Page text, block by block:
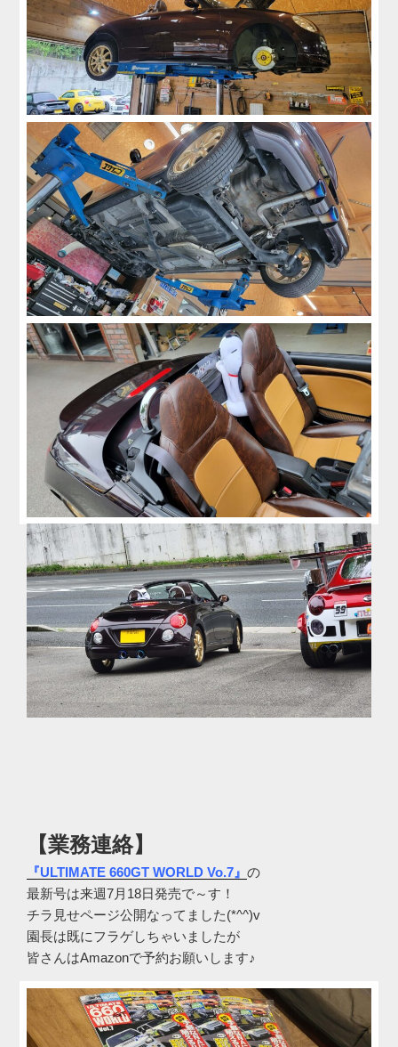
【業務連絡】
『ULTIMATE 660GT WORLD Vo.7』 の
最新号は来週7月18日発売で～す！
チラ見せページ公開なってました(*^^)v
園長は既にフラゲしちゃいましたが
皆さんはAmazonで予約お願いします♪